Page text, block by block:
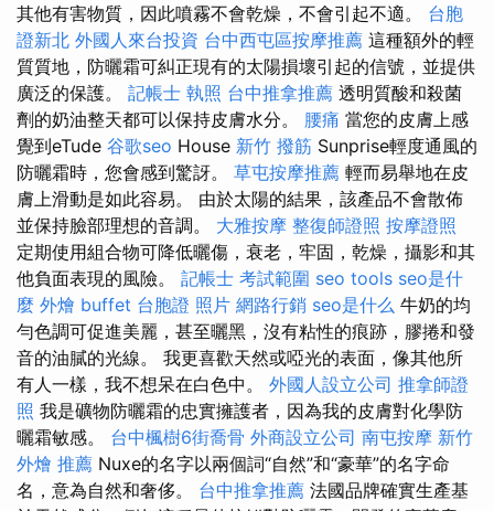
其他有害物質，因此噴霧不會乾燥，不會引起不適。 台胞
證新北 外國人來台投資 台中西屯區按摩推薦 這種額外的輕
質質地，防曬霜可糾正現有的太陽損壞引起的信號，並提供
廣泛的保護。 記帳士 執照 台中推拿推薦 透明質酸和殺菌
劑的奶油整天都可以保持皮膚水分。 腰痛 當您的皮膚上感
覺到eTude 谷歌seo House 新竹 撥筋 Sunprise輕度通風的
防曬霜時，您會感到驚訝。 草屯按摩推薦 輕而易舉地在皮
膚上滑動是如此容易。 由於太陽的結果，該產品不會散佈
並保持臉部理想的音調。 大雅按摩 整復師證照 按摩證照
定期使用組合物可降低曬傷，衰老，牢固，乾燥，攝影和其
他負面表現的風險。 記帳士 考試範圍 seo tools seo是什
麼 外燴 buffet 台胞證 照片 網路行銷 seo是什么 牛奶的均
勻色調可促進美麗，甚至曬黑，沒有粘性的痕跡，膠捲和發
音的油膩的光線。 我更喜歡天然或啞光的表面，像其他所
有人一樣，我不想呆在白色中。 外國人設立公司 推拿師證
照 我是礦物防曬霜的忠實擁護者，因為我的皮膚對化學防
曬霜敏感。 台中楓樹6街喬骨 外商設立公司 南屯按摩 新竹
外燴 推薦 Nuxe的名字以兩個詞“自然”和“豪華”的名字命
名，意為自然和奢侈。 台中推拿推薦 法國品牌確實生產基